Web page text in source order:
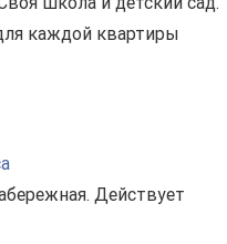
каждой квартиры
Действует